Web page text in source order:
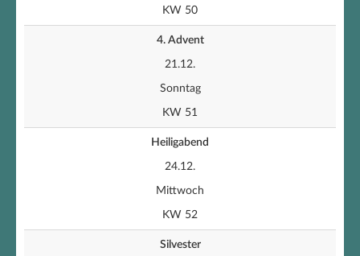
KW 50
4. Advent
21.12.
Sonntag
KW 51
Heiligabend
24.12.
Mittwoch
KW 52
Silvester